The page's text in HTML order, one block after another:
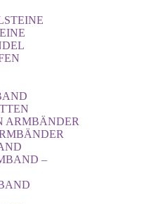
ARMBÄNDER
–